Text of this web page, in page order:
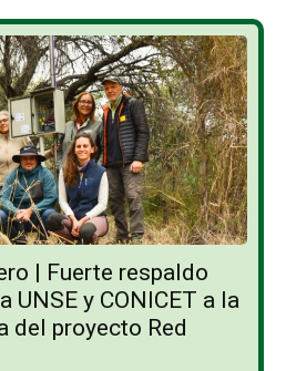
| Fuerte respaldo
UNSE y CONICET a la
del proyecto Red